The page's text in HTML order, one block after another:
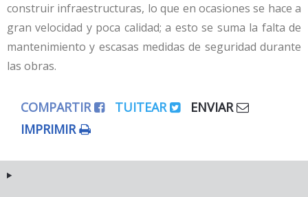
construir infraestructuras, lo que en ocasiones se hace a
gran velocidad y poca calidad; a esto se suma la falta de
mantenimiento y escasas medidas de seguridad durante
las obras.
COMPARTIR TUITEAR
ENVIAR
IMPRIMIR